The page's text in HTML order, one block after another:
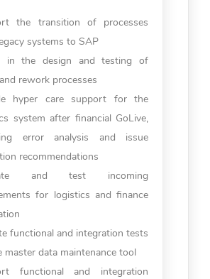
the transition of processes
systems to SAP
in the design and testing of
rework processes
hyper care support for the
system after financial GoLive,
error analysis and issue
recommendations
and test incoming
for logistics and finance
functional and integration tests
master data maintenance tool
functional and integration